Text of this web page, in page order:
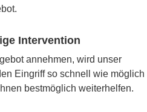
Intervention
annehmen, wird unser
Eingriff so schnell wie möglich
bestmöglich weiterhelfen.